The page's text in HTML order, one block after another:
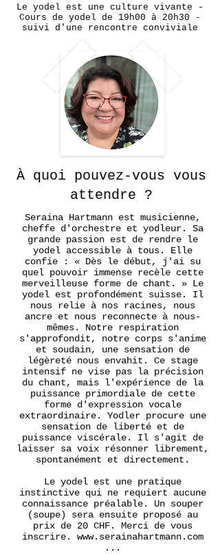
Le yodel est une culture vivante -
Cours de yodel de 19h00 à 20h30 -
suivi d'une rencontre conviviale
À quoi pouvez-vous vous
attendre ?
Seraina Hartmann est musicienne,
cheffe d'orchestre et yodleur. Sa
grande passion est de rendre le
yodel accessible à tous. Elle
confie : « Dès le début, j'ai su
quel pouvoir immense recèle cette
merveilleuse forme de chant. » Le
yodel est profondément suisse. Il
nous relie à nos racines, nous
ancre et nous reconnecte à nous-
mêmes. Notre respiration
s'approfondit, notre corps s'anime
et soudain, une sensation de
légèreté nous envahit. Ce stage
intensif ne vise pas la précision
du chant, mais l'expérience de la
puissance primordiale de cette
forme d'expression vocale
extraordinaire. Yodler procure une
sensation de liberté et de
puissance viscérale. Il s'agit de
laisser sa voix résonner librement,
spontanément et directement.
Le yodel est une pratique
instinctive qui ne requiert aucune
connaissance préalable. Un souper
(soupe) sera ensuite proposé au
prix de 20 CHF. Merci de vous
inscrire. www.serainahartmann.com
...